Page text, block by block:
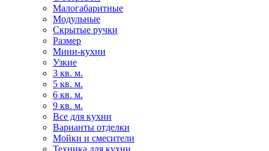
Малогабаритные
Модульные
Скрытые ручки
Размер
Мини-кухни
Узкие
3 кв. м.
5 кв. м.
6 кв. м.
9 кв. м.
Все для кухни
Варианты отделки
Мойки и смесители
Техника для кухни